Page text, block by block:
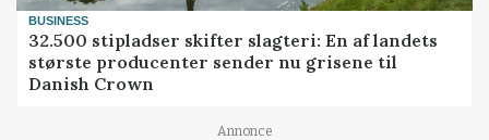
BUSINESS
32.500 stipladser skifter slagteri: En af landets
største producenter sender nu grisene til
Danish Crown
Annonce